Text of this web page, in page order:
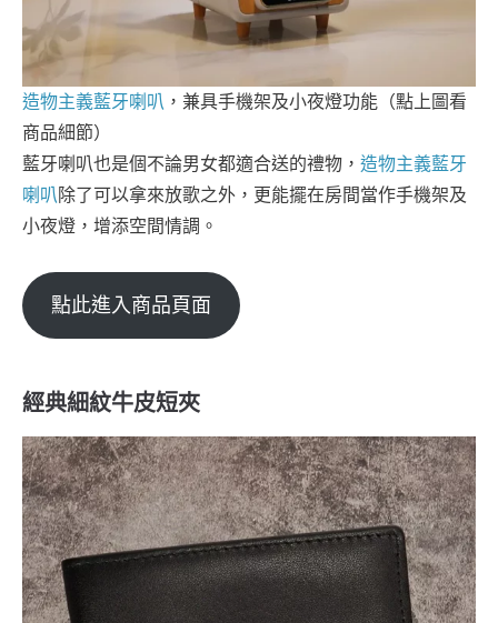
造物主義藍牙喇叭 ，兼具手機架及小夜燈功能（點上圖看
商品細節）
藍牙喇叭也是個不論男女都適合送的禮物， 造物主義藍牙
喇叭除了可以拿來放歌之外，更能擺在房間當作手機架及
小夜燈，增添空間情調。
點此進入商品頁面
經典細紋牛皮短夾